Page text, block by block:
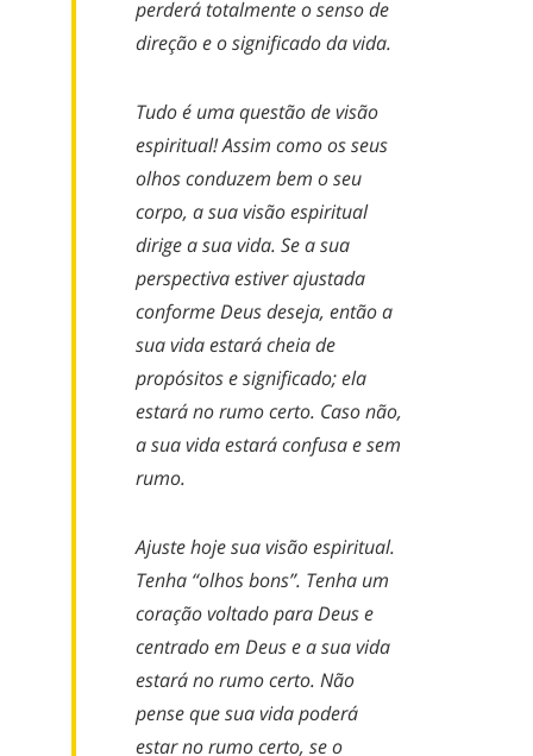
perderá totalmente o senso de
direção e o significado da vida.
Tudo é uma questão de visão
espiritual! Assim como os seus
olhos conduzem bem o seu
corpo, a sua visão espiritual
dirige a sua vida. Se a sua
perspectiva estiver ajustada
conforme Deus deseja, então a
sua vida estará cheia de
propósitos e significado; ela
estará no rumo certo. Caso não,
a sua vida estará confusa e sem
rumo.
Ajuste hoje sua visão espiritual.
Tenha “olhos bons”. Tenha um
coração voltado para Deus e
centrado em Deus e a sua vida
estará no rumo certo. Não
pense que sua vida poderá
estar no rumo certo, se o